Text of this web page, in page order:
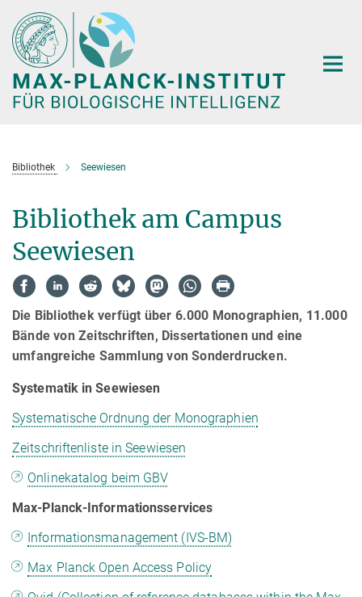
Hauptinhalt
Bibliothek Seewiesen
Bibliothek am Campus
Seewiesen
Die Bibliothek verfügt über 6.000 Monographien, 11.000
Bände von Zeitschriften, Dissertationen und eine
umfangreiche Sammlung von Sonderdrucken.
Systematik in Seewiesen
Systematische Ordnung der Monographien
Zeitschriftenliste in Seewiesen
Onlinekatalog beim GBV
Max-Planck-Informationsservices
Informationsmanagement (IVS-BM)
Max Planck Open Access Policy